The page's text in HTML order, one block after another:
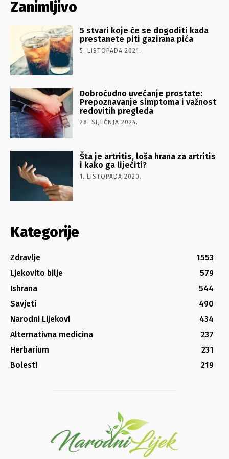
Zanimljivo
5 stvari koje će se dogoditi kada
prestanete piti gazirana pića
5. LISTOPADA 2021.
Dobroćudno uvećanje prostate:
Prepoznavanje simptoma i važnost
redovitih pregleda
28. SIJEČNJA 2024.
Šta je artritis, loša hrana za artritis
i kako ga liječiti?
1. LISTOPADA 2020.
Kategorije
Zdravlje
1553
Ljekovito bilje
579
Ishrana
544
Savjeti
490
Narodni Lijekovi
434
Alternativna medicina
237
Herbarium
231
Bolesti
219